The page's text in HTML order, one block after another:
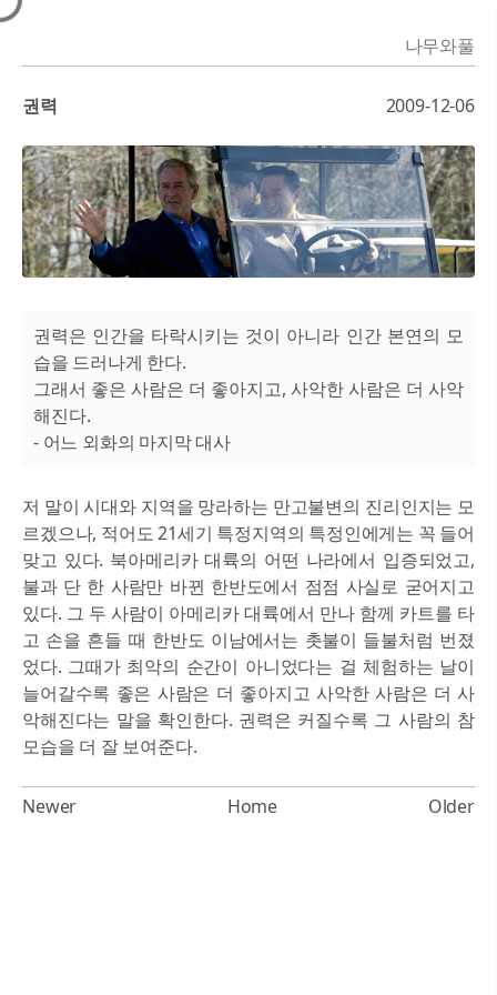
나무와풀
권력 2009-12-06
권력은 인간을 타락시키는 것이 아니라 인간 본연의 모
습을 드러나게 한다.
그래서 좋은 사람은 더 좋아지고, 사악한 사람은 더 사악
해진다.
- 어느 외화의 마지막 대사
저 말이 시대와 지역을 망라하는 만고불변의 진리인지는 모
르겠으나, 적어도 21세기 특정지역의 특정인에게는 꼭 들어
맞고 있다. 북아메리카 대륙의 어떤 나라에서 입증되었고,
불과 단 한 사람만 바뀐 한반도에서 점점 사실로 굳어지고
있다. 그 두 사람이 아메리카 대륙에서 만나 함께 카트를 타
고 손을 흔들 때 한반도 이남에서는 촛불이 들불처럼 번졌
었다. 그때가 최악의 순간이 아니었다는 걸 체험하는 날이
늘어갈수록 좋은 사람은 더 좋아지고 사악한 사람은 더 사
악해진다는 말을 확인한다. 권력은 커질수록 그 사람의 참
모습을 더 잘 보여준다.
Newer Older
Home